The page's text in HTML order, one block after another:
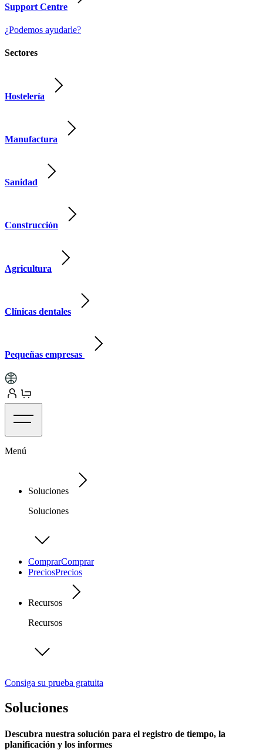
Support Centre
¿Podemos ayudarle?
Sectores
Hostelería
Manufactura
Sanidad
Construcción
Agricultura
Clínicas dentales
Pequeñas empresas
Menú
Soluciones
Soluciones
ComprarComprar
PreciosPrecios
Recursos
Recursos
Consiga su prueba gratuita
Soluciones
Descubra nuestra solución para el registro de tiempo, la
planificación y los informes